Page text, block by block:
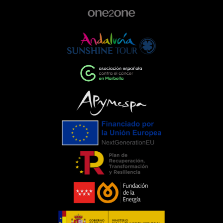
de la comunidad, colaborando con
sociedad más comprometida y más
humana.Empresas que impulsan el
cambioEventos como la Gala de la AECC
ponen de manifiesto el importante
papel que pueden desempeñar las
empresas cuando unen esfuerzos en
torno a una causa común. La
colaboración entre entidades,
organizaciones y ciudadanía demuestra
que, trabajando juntos, es posible
generar un impacto que trasciende el
propio evento.Para C. de Salamanca,
participar en esta iniciativa supone
renovar nuestro compromiso con